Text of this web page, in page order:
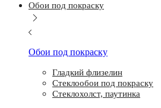
Обои под покраску
Обои под покраску
Гладкий флизелин
Стеклообои под покраску
Стеклохолст, паутинка